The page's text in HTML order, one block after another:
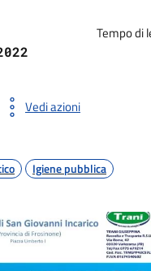
Tempo di
Vedi azioni
Igiene pubblica